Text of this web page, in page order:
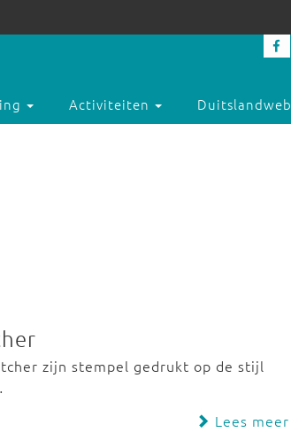
Activiteiten Duitslandweb
zijn stempel gedrukt op de stijl
Lees meer